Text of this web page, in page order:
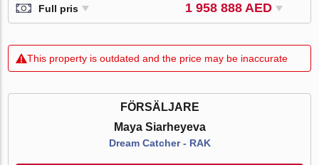
Full pris 1 958 888 AED
This property is outdated and the price may be inaccurate
FÖRSÄLJARE
Maya Siarheyeva
Dream Catcher - RAK